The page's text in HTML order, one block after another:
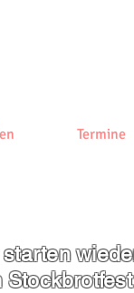
Termine
Stockbrotfest